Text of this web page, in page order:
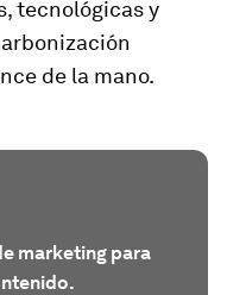
tecnológicas y
de la mano.
marketing para